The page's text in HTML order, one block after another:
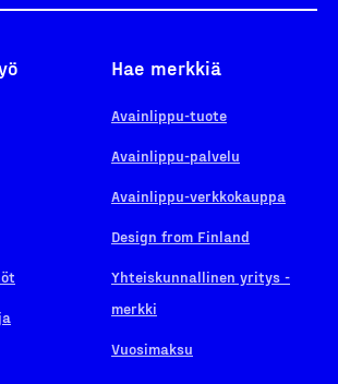
Hae merkkiä
Avainlippu-tuote
Avainlippu-palvelu
Avainlippu-verkkokauppa
Design from Finland
Yhteiskunnallinen yritys -
merkki
Vuosimaksu